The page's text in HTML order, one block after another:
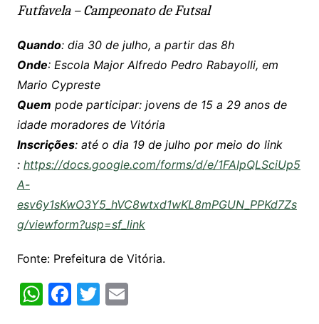
Futfavela – Campeonato de Futsal
Quando: dia 30 de julho, a partir das 8h
Onde: Escola Major Alfredo Pedro Rabayolli, em
Mario Cypreste
Quem pode participar: jovens de 15 a 29 anos de
idade moradores de Vitória
Inscrições: até o dia 19 de julho por meio do link
: https://docs.google.com/forms/d/e/1FAIpQLSciUp5
A-
esv6y1sKwO3Y5_hVC8wtxd1wKL8mPGUN_PPKd7Zs
g/viewform?usp=sf_link
Fonte: Prefeitura de Vitória.
W F T E